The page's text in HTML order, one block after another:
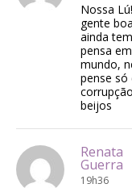
Nossa
gente
ainda
pensa
mundo,
pense só
beijos
Renata
Guerra
19h36